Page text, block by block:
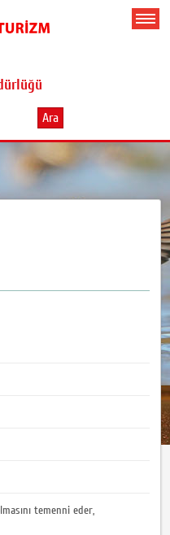
Ara
temenni eder,